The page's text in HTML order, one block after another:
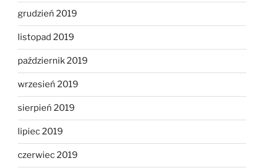
grudzień 2019
listopad 2019
październik 2019
wrzesień 2019
sierpień 2019
lipiec 2019
czerwiec 2019